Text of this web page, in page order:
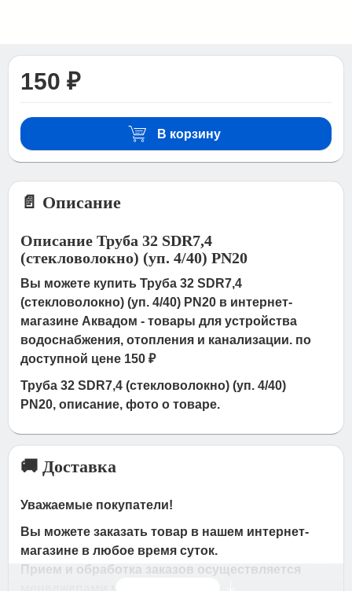
150 ₽
В корзину
📄 Описание
Описание Труба 32 SDR7,4
(стекловолокно) (уп. 4/40) PN20
Вы можете купить Труба 32 SDR7,4
(стекловолокно) (уп. 4/40) PN20 в интернет-
магазине Аквадом - товары для устройства
водоснабжения, отопления и канализации. по
доступной цене 150 ₽
Труба 32 SDR7,4 (стекловолокно) (уп. 4/40)
PN20, описание, фото о товаре.
🚚 Доставка
Уважаемые покупатели!
Вы можете заказать товар в нашем интернет-
магазине в любое время суток.
Прием и обработка заказов осуществляется